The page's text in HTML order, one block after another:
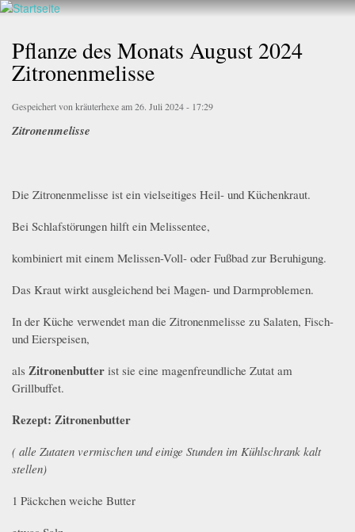
Direkt
Inhalt
Walderlebnis
e.V.
Pflanze des Monats August 2024
Zitronenmelisse
Gespeichert von kräuterhexeam 26. Juli 2024 - 17:29
Zitronenmelisse
Die Zitronenmelisse ist ein vielseitiges Heil- und Küchenkraut.
Bei Schlafstörungen hilft ein Melissentee,
kombiniert mit einem Melissen-Voll- oder Fußbad zur Beruhigung.
Das Kraut wirkt ausgleichend bei Magen- und Darmproblemen.
In der Küche verwendet man die Zitronenmelisse zu Salaten, Fisch-
und Eierspeisen,
als Zitronenbutter ist sie eine magenfreundliche Zutat am
Grillbuffet.
Rezept: Zitronenbutter
( alle Zutaten vermischen und einige Stunden im Kühlschrank kalt
stellen)
1 Päckchen weiche Butter